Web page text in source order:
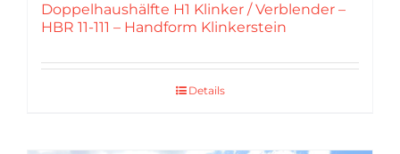
Doppelhaushälfte H1 Klinker / Verblender –
HBR 11-111 – Handform Klinkerstein
Details